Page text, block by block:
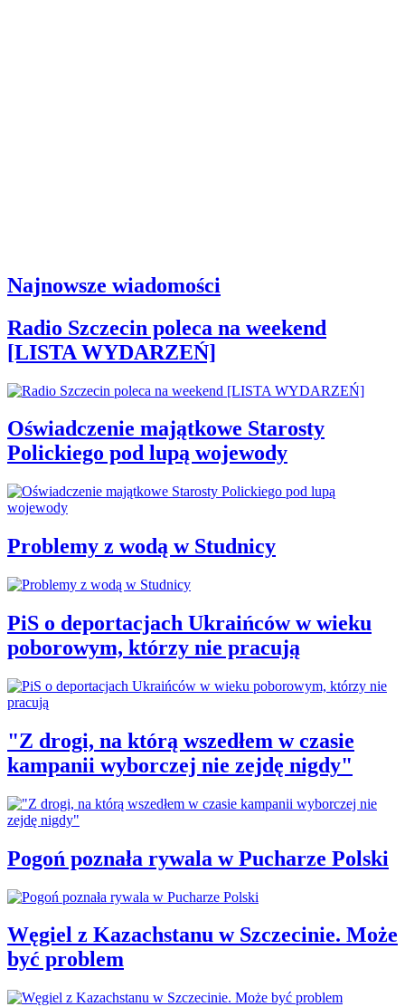
Najnowsze wiadomości
Radio Szczecin poleca na weekend
[LISTA WYDARZEŃ]
Oświadczenie majątkowe Starosty
Polickiego pod lupą wojewody
Problemy z wodą w Studnicy
PiS o deportacjach Ukraińców w wieku
poborowym, którzy nie pracują
"Z drogi, na którą wszedłem w czasie
kampanii wyborczej nie zejdę nigdy"
Pogoń poznała rywala w Pucharze Polski
Węgiel z Kazachstanu w Szczecinie. Może
być problem